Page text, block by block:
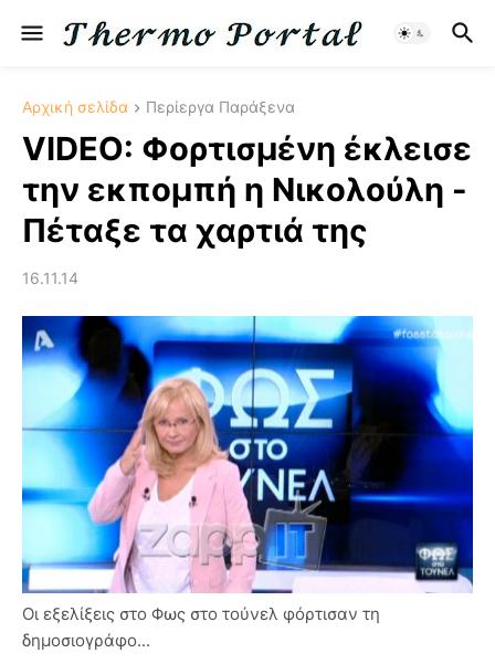
Αρχική σελίδα Περίεργα Παράξενα
VIDEO: Φορτισμένη έκλεισε
την εκπομπή η Νικολούλη -
Πέταξε τα χαρτιά της
16.11.14
Οι εξελίξεις στο Φως στο τούνελ φόρτισαν τη
δημοσιογράφο...